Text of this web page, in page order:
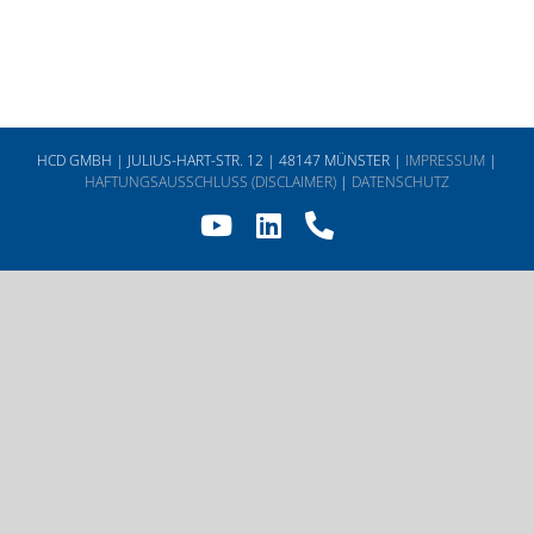
HCD GMBH | JULIUS-HART-STR. 12 | 48147 MÜNSTER | IMPRESSUM |
HAFTUNGSAUSSCHLUSS (DISCLAIMER) | DATENSCHUTZ
YouTube
LinkedInTelefon